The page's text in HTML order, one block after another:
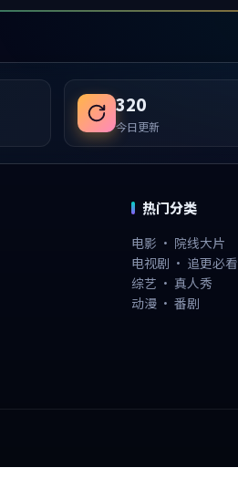
320
今日更新
热门分类
电影 · 院线大片
电视剧 · 追更必看
综艺 · 真人秀
动漫 · 番剧